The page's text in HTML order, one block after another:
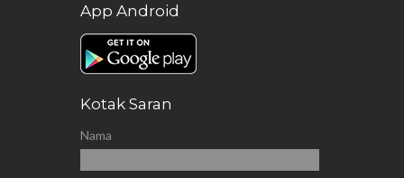
App Android
Kotak Saran
Nama